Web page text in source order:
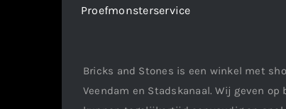
Proefmonsterservice
Bricks and Stones is een winkel met
Veendam en Stadskanaal. Wij geven